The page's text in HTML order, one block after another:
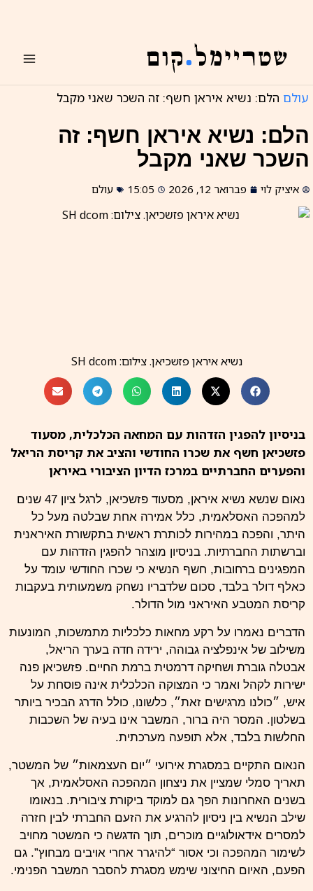
עולם הלם: נשיא איראן חשף: זה השכר שאני מקבל
הלם: נשיא איראן חשף: זה
השכר שאני מקבל
איציק לוי פברואר 12, 2026 15:05 עולם
נשיא איראן פזשכיאן. צילום: SH dcom
בניסיון להפגין הזדהות עם המחאה הכלכלית, מסעוד
פזשכיאן חשף את שכרו החודשי והציב את קריסת הריאל
והפערים החברתיים במרכז הדיון הציבורי באיראן
נאום שנשא נשיאאיראן, מסעוד פזשכיאן
, לרגל ציון 47 שנים
למהפכה האסלאמית, כלל אמירה אחת שבלטה מעל כל
היתר, והפכה במהירות לכותרת ראשית בתקשורת האיראנית
וברשתות החברתיות. בניסיון מוצהר להפגין הזדהות עם
המפגינים ברחובות, חשף הנשיא כי שכרו החודשי עומד על
כאלף דולר בלבד, סכום שלדבריו נשחק משמעותית בעקבות
קריסת המטבע האיראני מול הדולר.
הדברים נאמרו על רקע מחאות כלכליות מתמשכות, המונעות
משילוב של אינפלציה גבוהה, ירידה חדה בערך הריאל,
אבטלה גוברת ושחיקה דרמטית ברמת החיים. פזשכיאן פנה
ישירות לקהל ואמר כי המצוקה הכלכלית אינה פוסחת על
איש, ״כולנו מרגישים זאת״, כלשונו, כולל הדרג הבכיר ביותר
בשלטון. המסר היה ברור, המשבר אינו בעיה של השכבות
החלשות בלבד, אלא תופעה מערכתית.
הנאום התקיים במסגרת אירועי ״יום העצמאות״ של המשטר,
תאריך סמלי שמציין את ניצחון המהפכה האסלאמית, אך
בשנים האחרונות הפך גם למוקד ביקורת ציבורית. בנאומו
שילב הנשיא בין ניסיון להרגיע את הזעם החברתי לבין חזרה
למסרים אידאולוגיים מוכרים, תוך הדגשה כי המשטר מחויב
לשימור המהפכה וכי אסור “להיגרר אחרי אויבים מבחוץ”. גם
הפעם, האיום החיצוני שימש מסגרת להסבר המשבר הפנימי.